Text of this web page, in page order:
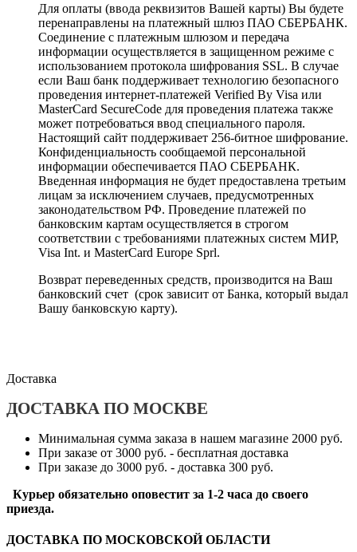
Для оплаты (ввода реквизитов Вашей карты) Вы будете
перенаправлены на платежный шлюз ПАО СБЕРБАНК.
Соединение с платежным шлюзом и передача
информации осуществляется в защищенном режиме с
использованием протокола шифрования SSL. В случае
если Ваш банк поддерживает технологию безопасного
проведения интернет-платежей Verified By Visa или
MasterCard SecureCode для проведения платежа также
может потребоваться ввод специального пароля.
Настоящий сайт поддерживает 256-битное шифрование.
Конфиденциальность сообщаемой персональной
информации обеспечивается ПАО СБЕРБАНК.
Введенная информация не будет предоставлена третьим
лицам за исключением случаев, предусмотренных
законодательством РФ. Проведение платежей по
банковским картам осуществляется в строгом
соответствии с требованиями платежных систем МИР,
Visa Int. и MasterCard Europe Sprl.
Возврат переведенных средств, производится на Ваш
банковский счет (срок зависит от Банка, который выдал
Вашу банковскую карту).
Доставка
ДОСТАВКА ПО МОСКВЕ
Минимальная сумма заказа в нашем магазине 2000 руб.
При заказе от 3000 руб. - бесплатная доставка
При заказе до 3000 руб. - доставка 300 руб.
Курьер обязательно оповестит за 1-2 часа до своего
приезда.
ДОСТАВКА ПО МОСКОВСКОЙ ОБЛАСТИ